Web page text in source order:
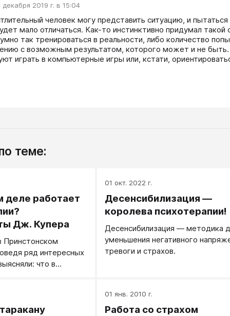
декабря 2019 г. в 15:04
человек могу представить ситуацию, и
мало отличаться. Как-то инстинктивно придумал
так тренироваться в реальности, либо количество
с возможным результатом, которого может и не
играть в компьютерные игры или, кстати,
теме:
деле работает
Дж. Купера
ряд интересных
что в
01 окт. 2022 г.
Десенсибилизация —
королева психотерапии!
Десенсибилизация — методика
уменьшения негативного
тревоги и страхов.
01 янв. 2010 г.
Работа со страхом